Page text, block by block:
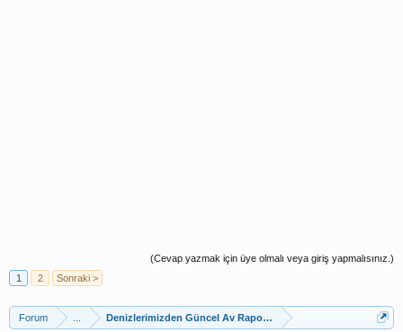
(Cevap yazmak için üye olmalı veya giriş yapmalısınız.)
1
2 Sonraki >
Forum Denizlerimizden Güncel Av Raporları